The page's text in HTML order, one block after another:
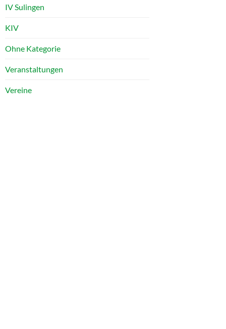
IV Sulingen
KIV
Ohne Kategorie
Veranstaltungen
Vereine